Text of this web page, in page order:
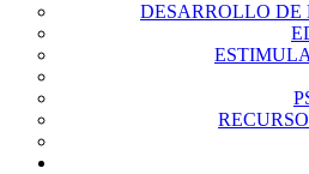
DESARROLLO